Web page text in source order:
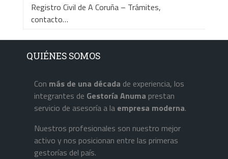
Registro Civil de A Coruña – Trámites,
contacto…
QUIÉNES SOMOS
Con más de una década de experiencia, los
integrantes de Gestoría Anuma prestan
servicio de asesoría a la empresa moderna.
Nuestros profesionales son nuestro mejor
activo y nos posicionan entre las primeras
gestorías del país.